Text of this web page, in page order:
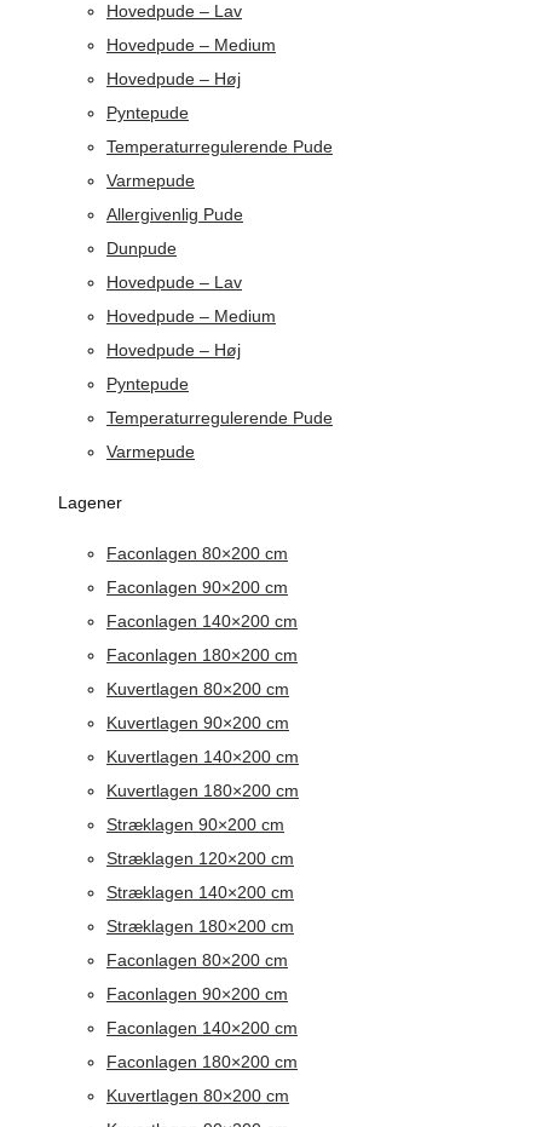
Hovedpude – Lav
Hovedpude – Medium
Hovedpude – Høj
Pyntepude
Temperaturregulerende Pude
Varmepude
Allergivenlig Pude
Dunpude
Hovedpude – Lav
Hovedpude – Medium
Hovedpude – Høj
Pyntepude
Temperaturregulerende Pude
Varmepude
Lagener
Faconlagen 80×200 cm
Faconlagen 90×200 cm
Faconlagen 140×200 cm
Faconlagen 180×200 cm
Kuvertlagen 80×200 cm
Kuvertlagen 90×200 cm
Kuvertlagen 140×200 cm
Kuvertlagen 180×200 cm
Stræklagen 90×200 cm
Stræklagen 120×200 cm
Stræklagen 140×200 cm
Stræklagen 180×200 cm
Faconlagen 80×200 cm
Faconlagen 90×200 cm
Faconlagen 140×200 cm
Faconlagen 180×200 cm
Kuvertlagen 80×200 cm